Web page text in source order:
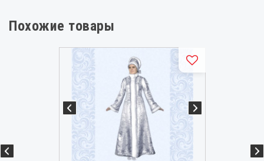
Костюмы Снегурочки большого размера
Костюмы Деда Мороза и Снегурочки
Похожие товары